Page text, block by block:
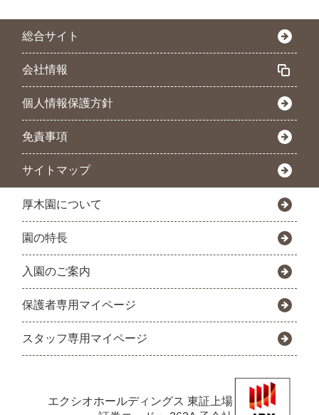
総合サイト
会社情報
個人情報保護方針
免責事項
サイトマップ
厚木園について
園の特長
入園のご案内
保護者専用マイページ
スタッフ専用マイページ
エクシオホールディングス 東証上場